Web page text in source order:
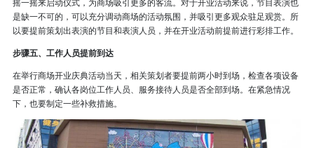
摇一摇来启动仪式，为商场吸引更多的客流。对于开业活动来说，节目表演也
是缺一不可的，可以充分调动商场的活动氛围，并吸引更多观众驻足观赏。所
以要提前策划出表演的节目和表演人员，并在开业活动前提前进行彩排工作。
步骤五、工作人员提前到达
在举行商场开业庆典活动当天，相关策划者要提前两小时到场，检查各项设备
是否正常，确认各岗位工作人员、服务接待人员是否全部到场。在紧急情况
下，也要制定一些补救措施。